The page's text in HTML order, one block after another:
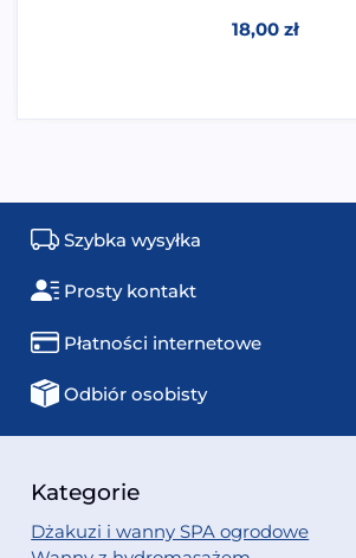
18,00 zł
Szybka wysyłka
Prosty kontakt
Płatności internetowe
Odbiór osobisty
Kategorie
Dżakuzi i wanny SPA ogrodowe